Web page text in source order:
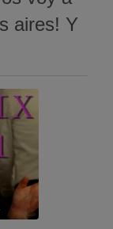
aires! Y
le